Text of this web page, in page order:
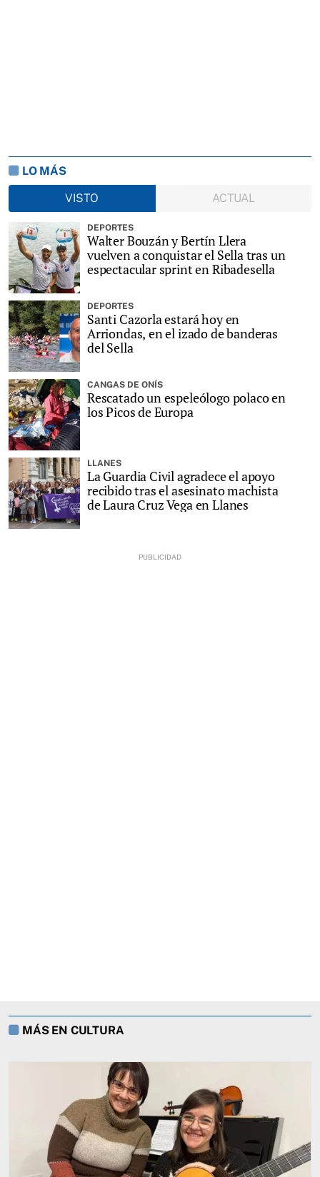
LO MÁS
VISTO
ACTUAL
DEPORTES
Walter Bouzán y Bertín Llera
vuelven a conquistar el Sella tras un
espectacular sprint en Ribadesella
DEPORTES
Santi Cazorla estará hoy en
Arriondas, en el izado de banderas
del Sella
CANGAS DE ONÍS
Rescatado un espeleólogo polaco en
los Picos de Europa
LLANES
La Guardia Civil agradece el apoyo
recibido tras el asesinato machista
de Laura Cruz Vega en Llanes
MÁS EN CULTURA